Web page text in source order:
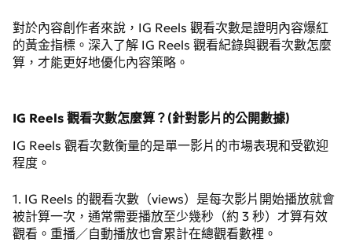
對於內容創作者來說，IG Reels 觀看次數是證明內容爆紅
的黃金指標。深入了解 IG Reels 觀看紀錄與觀看次數怎麼
算，才能更好地優化內容策略。
IG Reels 觀看次數怎麼算？(針對影片的公開數據)
IG Reels 觀看次數衡量的是單一影片的市場表現和受歡迎
程度。
1. IG Reels 的觀看次數（views）是每次影片開始播放就會
被計算一次，通常需要播放至少幾秒（約 3 秒）才算有效
觀看。重播／自動播放也會累計在總觀看數裡。